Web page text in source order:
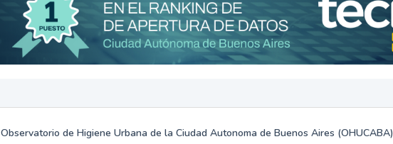
Observatorio de Higiene Urbana de la Ciudad Autonoma de Buenos Aires (OHUCABA)